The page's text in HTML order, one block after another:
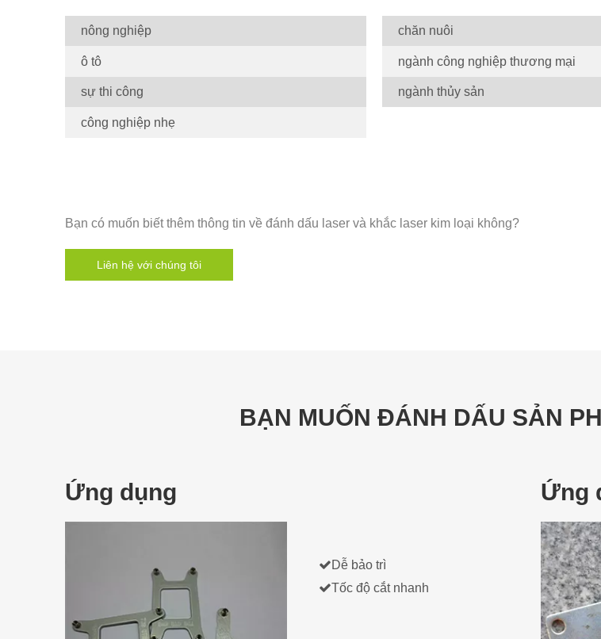
nông nghiệp
ô tô
sự thi công
công nghiệp nhẹ
chăn nuôi
ngành công nghiệp thương mại
ngành thủy sản
Bạn có muốn biết thêm thông tin về đánh dấu laser và khắc laser kim loại không?
Liên hệ với chúng tôi
BẠN MUỐN ĐÁNH DẤU SẢN
Ứng dụng
Dễ bảo trì
Tốc độ cắt nhanh
Ứng